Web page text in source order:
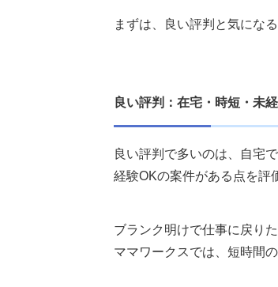
業務委託の案件で最
ママワークス以外のおす
QOOLキャリア
しゅふJOB
mog career（モグ・キ
まずは、良い評判と気にな
良い評判：在宅・時短・未
良い評判で多いのは、自宅
経験OKの案件がある点を評
ブランク明けで仕事に戻り
ママワークスでは、短時間